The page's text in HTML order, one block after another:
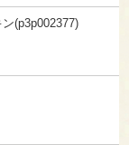
(p3p002377)